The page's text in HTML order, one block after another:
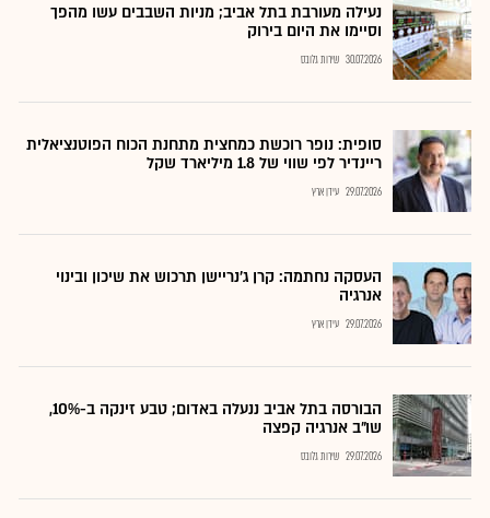
נעילה מעורבת בתל אביב; מניות השבבים עשו מהפך
וסיימו את היום בירוק
30.07.2026 שירות גלובס
סופית: נופר רוכשת כמחצית מתחנת הכוח הפוטנציאלית
ריינדיר לפי שווי של 1.8 מיליארד שקל
29.07.2026 עידן ארץ
העסקה נחתמה: קרן ג’נריישן תרכוש את שיכון ובינוי
אנרגיה
29.07.2026 עידן ארץ
הבורסה בתל אביב ננעלה באדום; טבע זינקה ב-10%,
שו"ב אנרגיה קפצה
29.07.2026 שירות גלובס